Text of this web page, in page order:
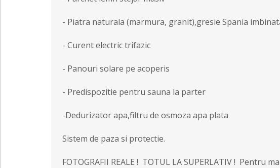
- Piatra naturala (marmura, granit),gresie Spania
- Curent electric trifazic
- Panouri solare pe acoperis
- Predispozitie pentru sauna la parter
-Dedurizator apa,filtru de osmoza apa plata
Sistem de paza si protectie.
FOTOGRAFII REALE ! TOTUL LA SUPERLATIV !